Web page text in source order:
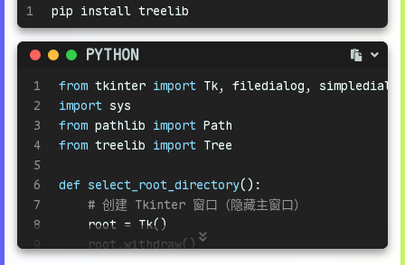
18
19
20
30
        self.search_entry = tk.Entry(master)
        self.replace_entry = tk.Entry(master)
        self.search_entry.grid(row=
, column=
        self.replace_entry.grid(row=
# 模式选择：全局替换 or 正则表达式
        self.mode_var = tk.BooleanVar(value=
        tk.Radiobutton(master, text=
        tk.Radiobutton(master, text=
return self.search_entry # 初始聚焦
1 pip install treelib
PYTHON
1
2
3
4
5
6
7
8
from tkinter import Tk, filedialog, simpledialog
import sys
from pathlib import Path
from treelib import Tree
def select_root_directory():
# 创建 Tkinter 窗口（隐藏主窗口）
    root = Tk()
    root.withdraw()